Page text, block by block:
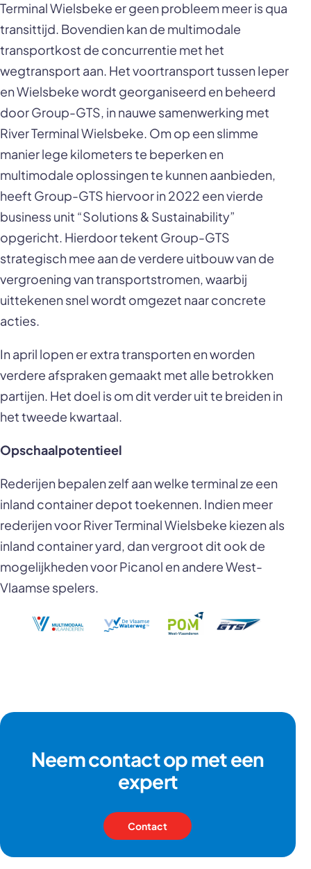
Terminal Wielsbeke er geen probleem meer is qua
transittijd. Bovendien kan de multimodale
transportkost de concurrentie met het
wegtransport aan. Het voortransport tussen Ieper
en Wielsbeke wordt georganiseerd en beheerd
door Group-GTS, in nauwe samenwerking met
River Terminal Wielsbeke. Om op een slimme
manier lege kilometers te beperken en
multimodale oplossingen te kunnen aanbieden,
heeft Group-GTS hiervoor in 2022 een vierde
business unit “Solutions & Sustainability”
opgericht. Hierdoor tekent Group-GTS
strategisch mee aan de verdere uitbouw van de
vergroening van transportstromen, waarbij
uittekenen snel wordt omgezet naar concrete
acties.
In april lopen er extra transporten en worden
verdere afspraken gemaakt met alle betrokken
partijen. Het doel is om dit verder uit te breiden in
het tweede kwartaal.
Opschaalpotentieel
Rederijen bepalen zelf aan welke terminal ze een
inland container depot toekennen. Indien meer
rederijen voor River Terminal Wielsbeke kiezen als
inland container yard, dan vergroot dit ook de
mogelijkheden voor Picanol en andere West-
Vlaamse spelers.
Neem contact op met een
expert
Contact